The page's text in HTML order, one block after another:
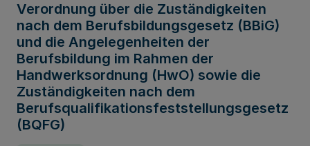
Verordnung über die Zuständigkeiten
nach dem Berufsbildungsgesetz (BBiG)
und die Angelegenheiten der
Berufsbildung im Rahmen der
Handwerksordnung (HwO) sowie die
Zuständigkeiten nach dem
Berufsqualifikationsfeststellungsgesetz
(BQFG)